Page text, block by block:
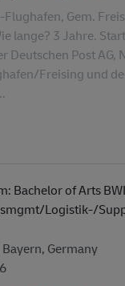
Gem.
lange? 3 Jahre.
Deutschen Post AG,
Freising und
Bachelor of Arts
Logistik-/
Germany